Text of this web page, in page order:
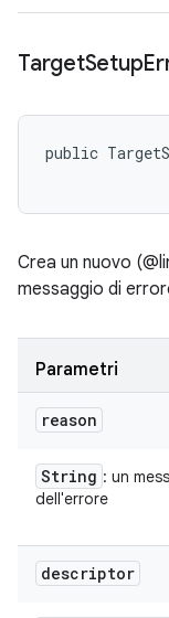
TargetSetup
public
Crea un nuovo
messaggio di
Parametri
reason
String : un
dell'errore
descriptor